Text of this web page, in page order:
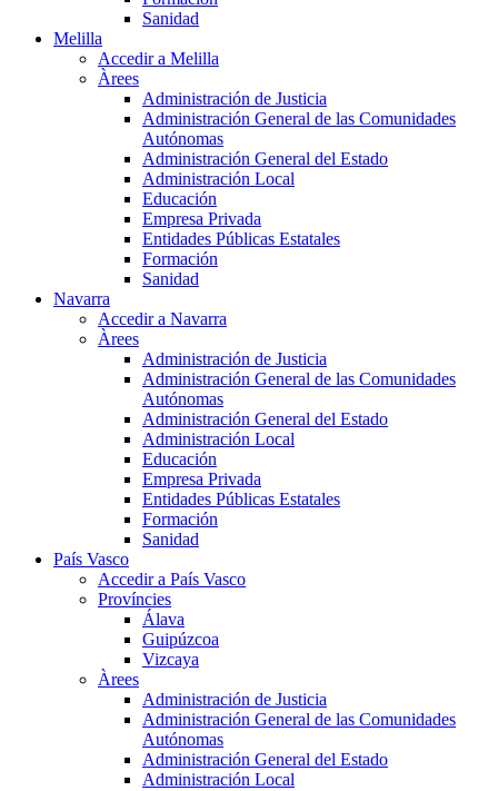
Sanidad
Melilla
Accedir a Melilla
Àrees
Administración de Justicia
Administración General de las Comunidades
Autónomas
Administración General del Estado
Administración Local
Educación
Empresa Privada
Entidades Públicas Estatales
Formación
Sanidad
Navarra
Accedir a Navarra
Àrees
Administración de Justicia
Administración General de las Comunidades
Autónomas
Administración General del Estado
Administración Local
Educación
Empresa Privada
Entidades Públicas Estatales
Formación
Sanidad
País Vasco
Accedir a País Vasco
Províncies
Álava
Guipúzcoa
Vizcaya
Àrees
Administración de Justicia
Administración General de las Comunidades
Autónomas
Administración General del Estado
Administración Local